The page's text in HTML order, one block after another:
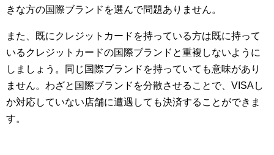
きな方の国際ブランドを選んで問題ありません。
また、既にクレジットカードを持っている方は既に持って
いるクレジットカードの国際ブランドと重複しないように
しましょう。同じ国際ブランドを持っていても意味があり
ません。わざと国際ブランドを分散させることで、VISAし
か対応していない店舗に遭遇しても決済することができま
す。